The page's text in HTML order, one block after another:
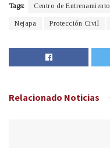
Tags: Centro de Entrenamiento
Nejapa Protección Civil
Relacionado Noticias